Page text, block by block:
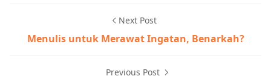
Next Post
Menulis untuk Merawat Ingatan, Benarkah?
Previous Post